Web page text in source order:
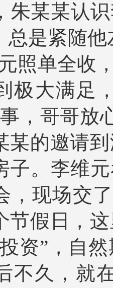
朱某某认
总是紧随
照单全收
极大满足
，哥哥放
某的邀请
子。李维
，现场交
节假日，
资”，自
不久，就